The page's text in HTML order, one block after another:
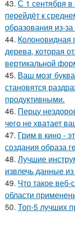
43. С 1 сентября в
перейдёт к
образования из-
44. Колоновидная
дерева, которая
вертикальной
45. Ваш мозг
становятся
продуктивными.
46. Перцу
чего не хватает
47. Грим в кино -
создания образа
48. Лучшие
извлечь данные
49. Что такое
области
50. Топ-5 лучших